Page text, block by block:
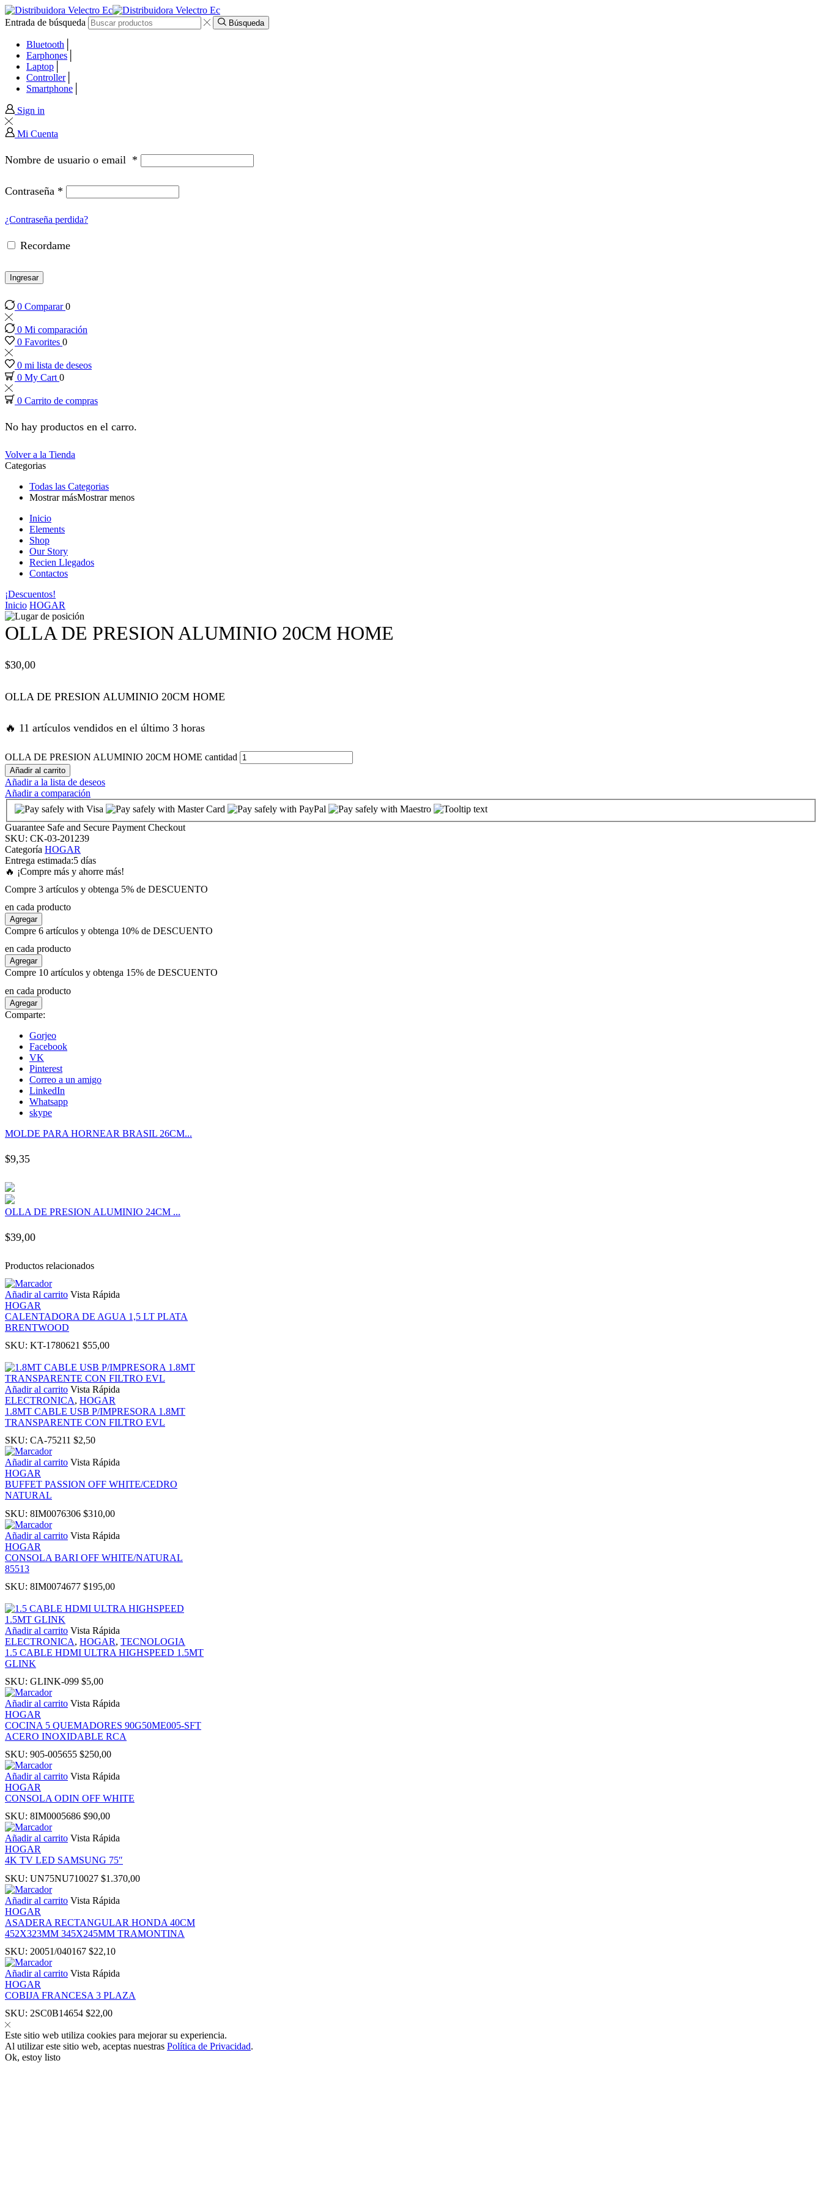
al
al
Entrada de búsqueda Búsqueda
Bluetooth
Earphones
Laptop
Controller
Smartphone
Sign in
Mi Cuenta
Nombre de usuario o email *
Contraseña *
¿Contraseña perdida?
Recordame
Ingresar
0 Comparar0
0 Mi comparación
0 Favorites 0
0 mi lista de deseos
0 My Cart 0
0 Carrito de compras
No hay productos en el carro.
Volver a la Tienda
Categorias
Todas las Categorias
Mostrar másMostrar menos
Inicio
Elements
Shop
Our Story
Recien Llegados
Contactos
¡Descuentos!
Inicio HOGAR
OLLA DE PRESION ALUMINIO 20CM HOME
$30,00
OLLA DE PRESION ALUMINIO 20CM HOME
🔥 11 artículos vendidos en el último 3 horas
OLLA DE PRESION ALUMINIO 20CM HOME cantidad
Añadir al carrito
Añadir a la lista de deseos
Añadir a comparación
Guarantee Safe and Secure Payment Checkout
SKU: CK-03-201239
Categoría HOGAR
Entrega estimada:5 días
🔥 ¡Compre más y ahorre más!
Compre 3 artículos y obtenga 5% de DESCUENTO
en cada producto
Agregar
Compre 6 artículos y obtenga 10% de DESCUENTO
en cada producto
Agregar
Compre 10 artículos y obtenga 15% de DESCUENTO
en cada producto
Agregar
Comparte:
Gorjeo
Facebook
VK
Pinterest
Correo a un amigo
LinkedIn
Whatsapp
skype
MOLDE PARA HORNEAR BRASIL 26CM...
$9,35
OLLA DE PRESION ALUMINIO 24CM ...
$39,00
Productos relacionados
Añadir al carrito Vista Rápida
HOGAR
CALENTADORA DE AGUA 1,5 LT PLATA
BRENTWOOD
SKU: KT-1780621 $55,00
Añadir al carrito Vista Rápida
ELECTRONICA, HOGAR
1.8MT CABLE USB P/IMPRESORA 1.8MT
TRANSPARENTE CON FILTRO EVL
SKU: CA-75211 $2,50
Añadir al carrito Vista Rápida
HOGAR
BUFFET PASSION OFF WHITE/CEDRO
NATURAL
SKU: 8IM0076306 $310,00
Añadir al carrito Vista Rápida
HOGAR
CONSOLA BARI OFF WHITE/NATURAL
85513
SKU: 8IM0074677 $195,00
Añadir al carrito Vista Rápida
ELECTRONICA, HOGAR, TECNOLOGIA
1.5 CABLE HDMI ULTRA HIGHSPEED 1.5MT
GLINK
SKU: GLINK-099 $5,00
Añadir al carrito Vista Rápida
HOGAR
COCINA 5 QUEMADORES 90G50ME005-SFT
ACERO INOXIDABLE RCA
SKU: 905-005655 $250,00
Añadir al carrito Vista Rápida
HOGAR
CONSOLA ODIN OFF WHITE
SKU: 8IM0005686 $90,00
Añadir al carrito Vista Rápida
HOGAR
4K TV LED SAMSUNG 75″
SKU: UN75NU710027 $1.370,00
Añadir al carrito Vista Rápida
HOGAR
ASADERA RECTANGULAR HONDA 40CM
452X323MM 345X245MM TRAMONTINA
SKU: 20051/040167 $22,10
Añadir al carrito Vista Rápida
HOGAR
COBIJA FRANCESA 3 PLAZA
SKU: 2SC0B14654 $22,00
Este sitio web utiliza cookies para mejorar su experiencia.
Al utilizar este sitio web, aceptas nuestras Política de Privacidad.
Ok, estoy listo